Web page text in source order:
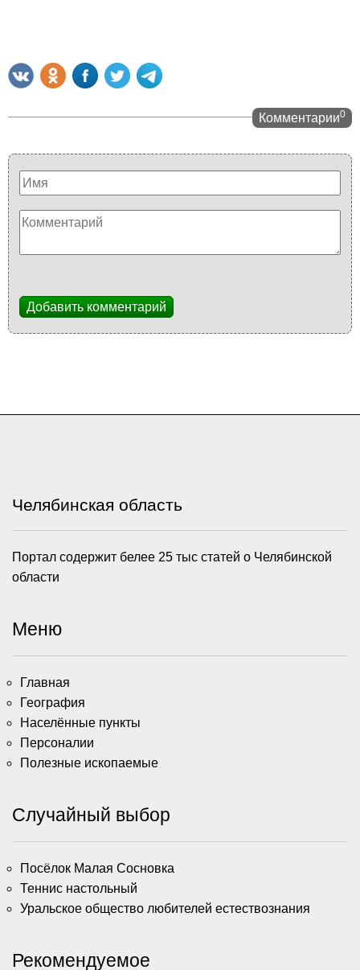
Комментарии0
Добавить комментарий
Челябинская область
Портал содержит белее 25 тыс статей о Челябинской
области
Меню
Главная
География
Населённые пункты
Персоналии
Полезные ископаемые
Случайный выбор
Посёлок Малая Сосновка
Теннис настольный
Уральское общество любителей естествознания
Рекомендуемое